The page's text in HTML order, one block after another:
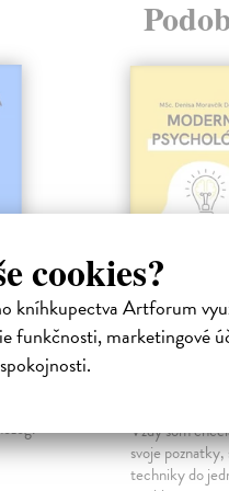
cookies?
kníhkupectva Artforum
funkčnosti, marketingové
Moderná
Vždy som
svoje poznatky,
techniky do